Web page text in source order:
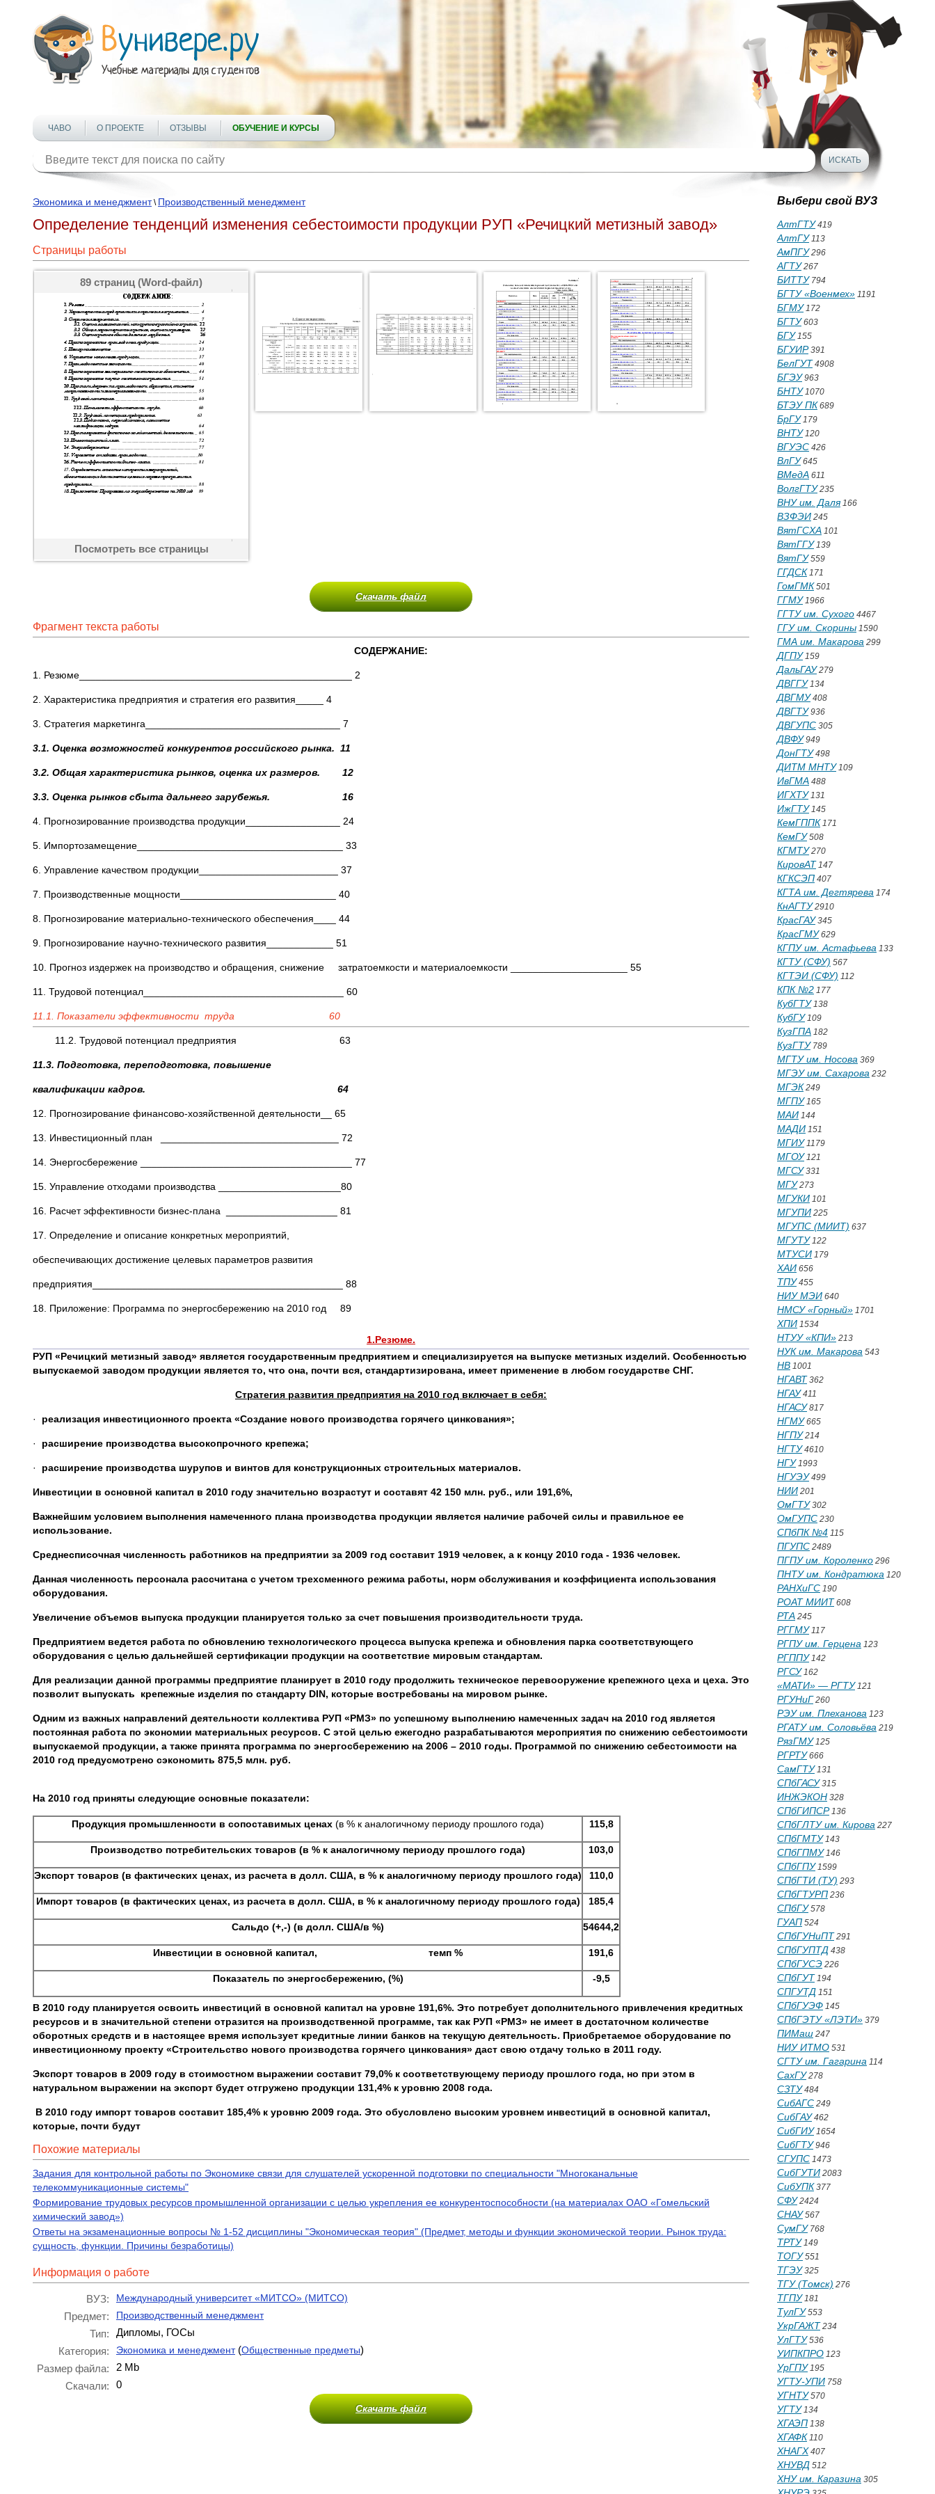
ЧАВО О ПРОЕКТЕ ОТЗЫВЫ ОБУЧЕНИЕ И КУРСЫ
Экономика и менеджмент\ Производственный менеджмент
Определение тенденций изменения себестоимости продукции РУП «Речицкий метизный завод»
Страницы работы
89 страниц (Word-файл)
Посмотреть все страницы
Скачать файл
Фрагмент текста работы
CОДЕРЖАНИЕ:
1. Резюме_________________________________________________ 2
2. Характеристика предприятия и стратегия его развития_____ 4
3. Стратегия маркетинга___________________________________ 7
3.1. Оценка возможностей конкурентов российского рынка. 11
3.2. Общая характеристика рынков, оценка их размеров. 12
3.3. Оценка рынков сбыта дальнего зарубежья. 16
4. Прогнозированние производства продукции_________________ 24
5. Импортозамещение_____________________________________ 33
6. Управление качеством продукции_________________________ 37
7. Производственные мощности____________________________ 40
8. Прогнозирование материально-технического обеспечения____ 44
9. Прогнозирование научно-технического развития____________ 51
10. Прогноз издержек на производство и обращения, снижение затратоемкости и материалоемкости _____________________ 55
11. Трудовой потенциал____________________________________ 60
11.1. Показатели эффективности труда 60
11.2. Трудовой потенциал предприятия 63
11.3. Подготовка, переподготовка, повышение
квалификации кадров. 64
12. Прогнозирование финансово-хозяйственной деятельности__ 65
13. Инвестиционный план ________________________________ 72
14. Энергосбережение ______________________________________ 77
15. Управление отходами производства ______________________80
16. Расчет эффективности бизнес-плана ____________________ 81
17. Определение и описание конкретных мероприятий,
обеспечивающих достижение целевых параметров развития
предприятия_____________________________________________ 88
18. Приложение: Программа по энергосбережению на 2010 год 89
1.Резюме.
РУП «Речицкий метизный завод» является государственным предприятием и специализируется на выпуске метизных изделий. Особенностью
выпускаемой заводом продукции является то, что она, почти вся, стандартизирована, имеет применение в любом государстве СНГ.
Стратегия развития предприятия на 2010 год включает в себя:
· реализация инвестиционного проекта «Создание нового производства горячего цинкования»;
· расширение производства высокопрочного крепежа;
· расширение производства шурупов и винтов для конструкционных строительных материалов.
Инвестиции в основной капитал в 2010 году значительно возрастут и составят 42 150 млн. руб., или 191,6%,
Важнейшим условием выполнения намеченного плана производства продукции является наличие рабочей силы и правильное ее
использование.
Среднесписочная численность работников на предприятии за 2009 год составит 1919 человек, а к концу 2010 года - 1936 человек.
Данная численность персонала рассчитана с учетом трехсменного режима работы, норм обслуживания и коэффициента использования
оборудования.
Увеличение объемов выпуска продукции планируется только за счет повышения производительности труда.
Предприятием ведется работа по обновлению технологического процесса выпуска крепежа и обновления парка соответствующего
оборудования с целью дальнейшей сертификации продукции на соответствие мировым стандартам.
Для реализации данной программы предприятие планирует в 2010 году продолжить техническое перевооружение крепежного цеха и цеха. Это
позволит выпускать крепежные изделия по стандарту DIN, которые востребованы на мировом рынке.
Одним из важных направлений деятельности коллектива РУП «РМЗ» по успешному выполнению намеченных задач на 2010 год является
постоянная работа по экономии материальных ресурсов. С этой целью ежегодно разрабатываются мероприятия по снижению себестоимости
выпускаемой продукции, а также принята программа по энергосбережению на 2006 – 2010 годы. Программой по снижению себестоимости на
2010 год предусмотрено сэкономить 875,5 млн. руб.
На 2010 год приняты следующие основные показатели:
Продукция промышленности в сопоставимых ценах (в % к аналогичному периоду прошлого года) 115,8
Производство потребительских товаров (в % к аналогичному периоду прошлого года) 103,0
Экспорт товаров (в фактических ценах, из расчета в долл. США, в % к аналогичному периоду прошлого года) 110,0
Импорт товаров (в фактических ценах, из расчета в долл. США, в % к аналогичному периоду прошлого года) 185,4
Сальдо (+,-) (в долл. США/в %) 54644,2
Инвестиции в основной капитал, темп % 191,6
Показатель по энергосбережению, (%) -9,5
В 2010 году планируется освоить инвестиций в основной капитал на уровне 191,6%. Это потребует дополнительного привлечения кредитных
ресурсов и в значительной степени отразится на производственной программе, так как РУП «РМЗ» не имеет в достаточном количестве
оборотных средств и в настоящее время использует кредитные линии банков на текущую деятельность. Приобретаемое оборудование по
инвестиционному проекту «Строительство нового производства горячего цинкования» даст свою отдачу только в 2011 году.
Экспорт товаров в 2009 году в стоимостном выражении составит 79,0% к соответствующему периоду прошлого года, но при этом в
натуральном выражении на экспорт будет отгружено продукции 131,4% к уровню 2008 года.
В 2010 году импорт товаров составит 185,4% к уровню 2009 года. Это обусловлено высоким уровнем инвестиций в основной капитал,
которые, почти будут
Похожие материалы
Задания для контрольной работы по Экономике связи для слушателей ускоренной подготовки по специальности "Многоканальные
телекоммуникационные системы"
Формирование трудовых ресурсов промышленной организации с целью укрепления ее конкурентоспособности (на материалах ОАО «Гомельский
химический завод»)
Ответы на экзаменационные вопросы № 1-52 дисциплины "Экономическая теория" (Предмет, методы и функции экономической теории. Рынок труда:
сущность, функции. Причины безработицы)
Информация о работе
ВУЗ: Международный университет «МИТСО» (МИТСО)
Предмет: Производственный менеджмент
Тип:
Дипломы, ГОСы
Категория:
Экономика и менеджмент(Общественные предметы)
Размер файла:
2 Mb
Скачали:
0
Скачать файл
Выбери свой ВУЗ
АлтГТУ419
АлтГУ113
АмПГУ296
АГТУ267
БИТТУ794
БГТУ «Военмех» 1191
БГМУ172
БГТУ603
БГУ155
БГУИР391
БелГУТ 4908
БГЭУ963
БНТУ1070
БТЭУ ПК 689
БрГУ179
ВНТУ120
ВГУЭС 426
ВлГУ645
ВМедА 611
ВолгГТУ235
ВНУ им. Даля166
ВЗФЭИ 245
ВятГСХА 101
ВятГГУ139
ВятГУ559
ГГДСК 171
ГомГМК 501
ГГМУ1966
ГГТУ им. Сухого 4467
ГГУ им. Скорины 1590
ГМА им. Макарова 299
ДГПУ159
ДальГАУ279
ДВГГУ134
ДВГМУ408
ДВГТУ936
ДВГУПС 305
ДВФУ949
ДонГТУ498
ДИТМ МНТУ109
ИвГМА 488
ИГХТУ131
ИжГТУ145
КемГППК 171
КемГУ508
КГМТУ270
КировАТ 147
КГКСЭП 407
КГТА им. Дегтярева 174
КнАГТУ2910
КрасГАУ345
КрасГМУ629
КГПУ им. Астафьева 133
КГТУ (СФУ) 567
КГТЭИ (СФУ) 112
КПК №2 177
КубГТУ138
КубГУ109
КузГПА 182
КузГТУ789
МГТУ им. Носова 369
МГЭУ им. Сахарова 232
МГЭК 249
МГПУ165
МАИ 144
МАДИ 151
МГИУ1179
МГОУ121
МГСУ331
МГУ273
МГУКИ 101
МГУПИ 225
МГУПС (МИИТ) 637
МГУТУ122
МТУСИ 179
ХАИ 656
ТПУ455
НИУ МЭИ 640
НМСУ «Горный» 1701
ХПИ 1534
НТУУ «КПИ» 213
НУК им. Макарова 543
НВ 1001
НГАВТ 362
НГАУ411
НГАСУ817
НГМУ665
НГПУ214
НГТУ4610
НГУ1993
НГУЭУ499
НИИ 201
ОмГТУ302
ОмГУПС 230
СПбПК №4 115
ПГУПС 2489
ПГПУ им. Короленко 296
ПНТУ им. Кондратюка 120
РАНХиГС 190
РОАТ МИИТ 608
РТА 245
РГГМУ117
РГПУ им. Герцена 123
РГППУ142
РГСУ162
«МАТИ» — РГТУ121
РГУНиГ 260
РЭУ им. Плеханова 123
РГАТУ им. Соловьёва 219
РязГМУ125
РГРТУ666
СамГТУ131
СПбГАСУ315
ИНЖЭКОН 328
СПбГИПСР136
СПбГЛТУ им. Кирова 227
СПбГМТУ143
СПбГПМУ146
СПбГПУ1599
СПбГТИ (ТУ) 293
СПбГТУРП 236
СПбГУ578
ГУАП 524
СПбГУНиПТ 291
СПбГУПТД 438
СПбГУСЭ 226
СПбГУТ 194
СПГУТД 151
СПбГУЭФ 145
СПбГЭТУ «ЛЭТИ» 379
ПИМаш 247
НИУ ИТМО 531
СГТУ им. Гагарина 114
СахГУ278
СЗТУ484
СибАГС 249
СибГАУ462
СибГИУ1654
СибГТУ946
СГУПС 1473
СибГУТИ 2083
СибУПК 377
СФУ2424
СНАУ567
СумГУ768
ТРТУ149
ТОГУ551
ТГЭУ325
ТГУ (Томск) 276
ТГПУ181
ТулГУ553
УкрГАЖТ 234
УлГТУ536
УИПКПРО 123
УрГПУ195
УГТУ-УПИ 758
УГНТУ570
УГТУ134
ХГАЭП 138
ХГАФК 110
ХНАГХ 407
ХНУВД 512
ХНУ им. Каразина 305